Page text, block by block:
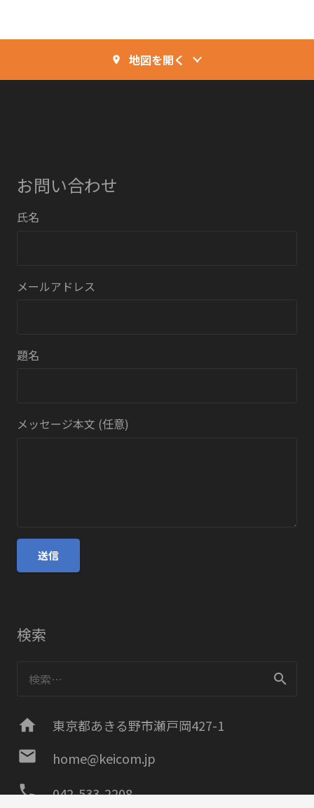
place 地図を開く
お問い合わせ
氏名
メールアドレス
題名
メッセージ本文 (任意)
検索
索:
home 東京都あきる野市瀬戸岡427-1
mail home@keicom.jp
phone 042-533-2208